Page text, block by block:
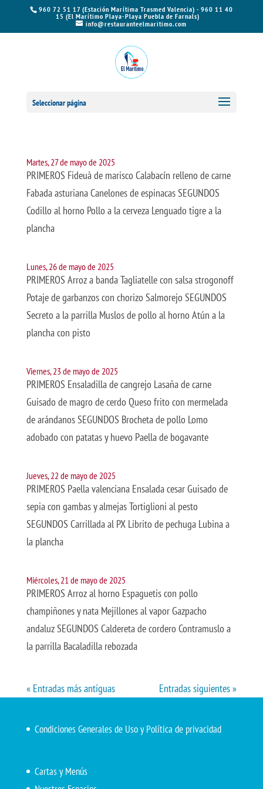
960 72 51 17 (Estación Marítima Trasmed Valencia) - 960 11 40
15 (El Marítimo Playa-Playa Puebla de Farnals)
info@restauranteelmaritimo.com
Seleccionar página
Martes, 27 de mayo de 2025
PRIMEROS Fideuà de marisco Calabacín relleno de carne
Fabada asturiana Canelones de espinacas SEGUNDOS
Codillo al horno Pollo a la cerveza Lenguado tigre a la
plancha
Lunes, 26 de mayo de 2025
PRIMEROS Arroz a banda Tagliatelle con salsa strogonoff
Potaje de garbanzos con chorizo Salmorejo SEGUNDOS
Secreto a la parrilla Muslos de pollo al horno Atún a la
plancha con pisto
Viernes, 23 de mayo de 2025
PRIMEROS Ensaladilla de cangrejo Lasaña de carne
Guisado de magro de cerdo Queso frito con mermelada
de arándanos SEGUNDOS Brocheta de pollo Lomo
adobado con patatas y huevo Paella de bogavante
Jueves, 22 de mayo de 2025
PRIMEROS Paella valenciana Ensalada cesar Guisado de
sepia con gambas y almejas Tortiglioni al pesto
SEGUNDOS Carrillada al PX Librito de pechuga Lubina a
la plancha
Miércoles, 21 de mayo de 2025
PRIMEROS Arroz al horno Espaguetis con pollo
champiñones y nata Mejillones al vapor Gazpacho
andaluz SEGUNDOS Caldereta de cordero Contramuslo a
la parrilla Bacaladilla rebozada
« Entradas más antiguas Entradas siguientes »
Condiciones Generales de Uso y Política de privacidad
Cartas y Menús